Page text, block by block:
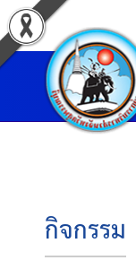
กิจกรรม